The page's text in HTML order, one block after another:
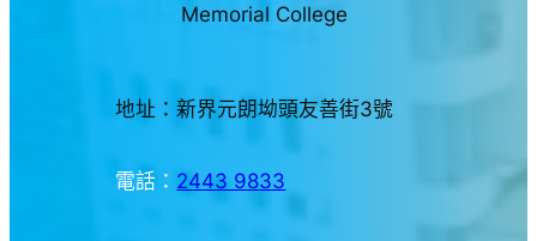
Memorial College
地址：新界元朗坳頭友善街3號
電話： 2443 9833